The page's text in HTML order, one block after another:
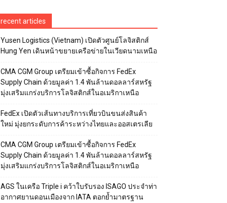
recent articles
Yusen Logistics (Vietnam) เปิดตัวศูนย์โลจิสติกส์
Hung Yen เดินหน้าขยายเครือข่ายในเวียดนามเหนือ
CMA CGM Group เตรียมเข้าซื้อกิจการ FedEx
Supply Chain ด้วยมูลค่า 1.4 พันล้านดอลลาร์สหรัฐ
มุ่งเสริมแกร่งบริการโลจิสติกส์ในอเมริกาเหนือ
FedEx เปิดตัวเส้นทางบริการเที่ยวบินขนส่งสินค้า
ใหม่ มุ่งยกระดับการค้าระหว่างไทยและออสเตรเลีย
CMA CGM Group เตรียมเข้าซื้อกิจการ FedEx
Supply Chain ด้วยมูลค่า 1.4 พันล้านดอลลาร์สหรัฐ
มุ่งเสริมแกร่งบริการโลจิสติกส์ในอเมริกาเหนือ
AGS ในเครือ Triple i คว้าใบรับรอง ISAGO ประจำท่า
อากาศยานดอนเมืองจาก IATA ตอกย้ำมาตรฐาน